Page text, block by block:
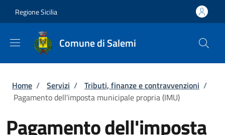
Regione Sicilia
Comune di Salemi
Briciole di pane
Home / Servizi / Tributi, finanze e contravvenzioni /
Pagamento dell'imposta municipale propria (IMU)
Pagamento dell'imposta